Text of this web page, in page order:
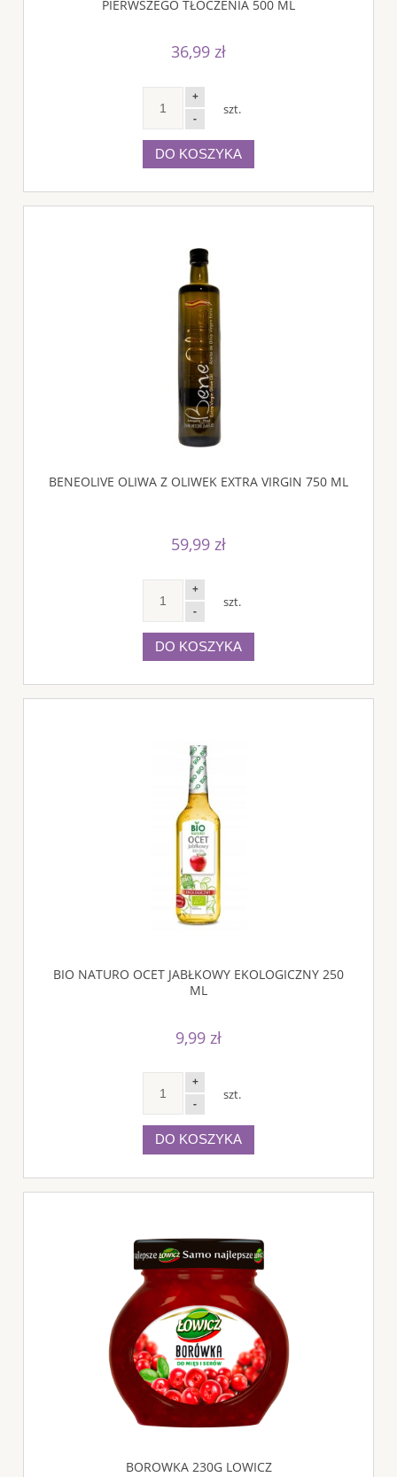
PIERWSZEGO TŁOCZENIA 500 ML
36,99 zł
+
-
szt.
DO KOSZYKA
BENEOLIVE OLIWA Z OLIWEK EXTRA VIRGIN 750 ML
59,99 zł
+
-
szt.
DO KOSZYKA
BIO NATURO OCET JABŁKOWY EKOLOGICZNY 250
ML
9,99 zł
+
-
szt.
DO KOSZYKA
BOROWKA 230G LOWICZ